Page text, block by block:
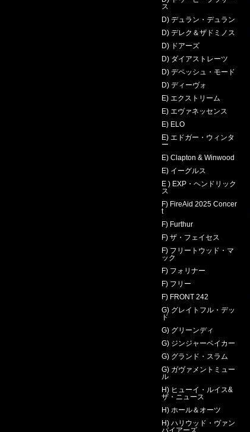
ス
D) デュラン・デュラン
D) デレク＆ザドミノス
D) ドアーズ
D) ダイアストレーツ
D) デペッシュ・モード
D) ディーヴォ
E) エクストリーム
E) エヴァネッセンス
E) ELO
E) エドガー・ウィンタ
ー
E) Clapton & Winwood
E) イーグルス
E ) EXP・ヘンドリック
ス
F) FireAid 2025 Concer
t
F) Furthur
F) ザ・フェイセス
F) フリートウッド・マ
ック
F) フォリナー
F) フリー
F) FRONT 242
G) グレイトフル・デッ
ド
G) グリーンディ
G) ジンジャーベイカー
G) グランド・スラム
G) ガヴァメントミュー
ル
H) ヒューイ・ルイス&
ザ・ニュース
H) ホール＆オーツ
H) ハリウッド・ヴァン
パイアーズ